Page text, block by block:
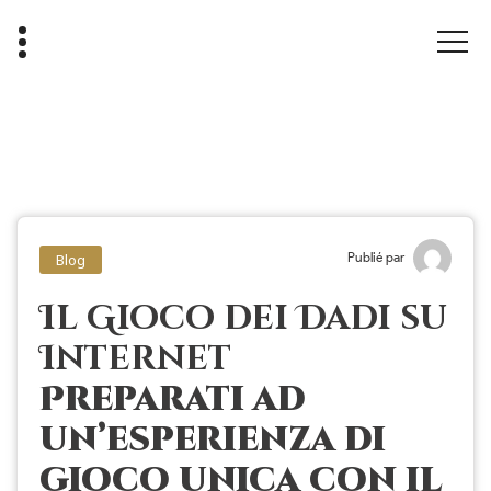
Blog Publié par
Il Gioco dei Dadi su
Internet
Preparati ad
un’esperienza di
gioco unica con il